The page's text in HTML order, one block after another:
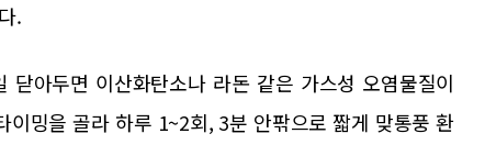
.
아두면 이산화탄소나 라돈 같은 가스성 오염물질이
밍을 골라 하루 1~2회, 3분 안팎으로 짧게 맞통풍 환